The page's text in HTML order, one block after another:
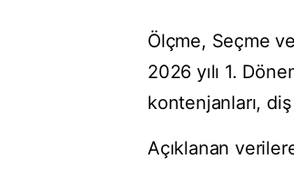
Ölçme, Seçme
2026 yılı 1.
kontenjanları,
Açıklanan